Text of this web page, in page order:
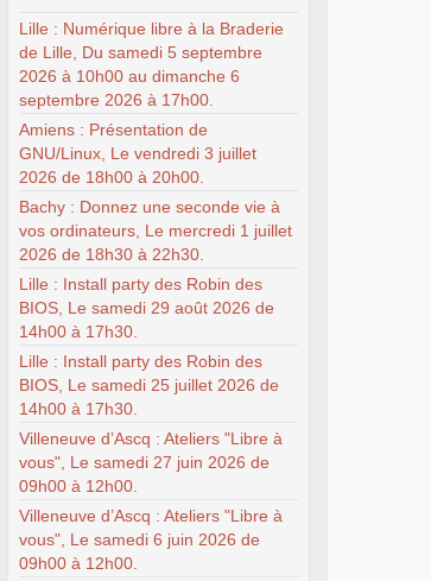
Lille : Numérique libre à la Braderie
de Lille, Du samedi 5 septembre
2026 à 10h00 au dimanche 6
septembre 2026 à 17h00.
Amiens : Présentation de
GNU/Linux, Le vendredi 3 juillet
2026 de 18h00 à 20h00.
Bachy : Donnez une seconde vie à
vos ordinateurs, Le mercredi 1 juillet
2026 de 18h30 à 22h30.
Lille : Install party des Robin des
BIOS, Le samedi 29 août 2026 de
14h00 à 17h30.
Lille : Install party des Robin des
BIOS, Le samedi 25 juillet 2026 de
14h00 à 17h30.
Villeneuve d’Ascq : Ateliers "Libre à
vous", Le samedi 27 juin 2026 de
09h00 à 12h00.
Villeneuve d’Ascq : Ateliers "Libre à
vous", Le samedi 6 juin 2026 de
09h00 à 12h00.